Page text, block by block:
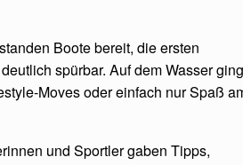
Boote bereit, die ersten
spürbar. Auf dem Wasser ging
oder einfach nur Spaß
und Sportler gaben Tipps,